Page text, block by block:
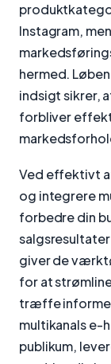
Instagram,
hermed.
indsigt sikrer,
forbliver
Ved effektivt
og integrere
forbedre din
giver de
for at
træffe
multikanals e-
publikum,